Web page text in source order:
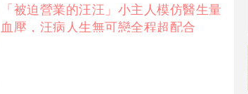
「被迫營業的汪汪」小主人模仿醫生量
血壓，汪病人生無可戀全程超配合